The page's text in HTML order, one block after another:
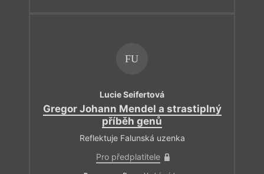
FU
Lucie Seifertová
Gregor Johann Mendel a strastiplný
příběh genů
Reflektuje Falunská uzenka
Pro předplatitele